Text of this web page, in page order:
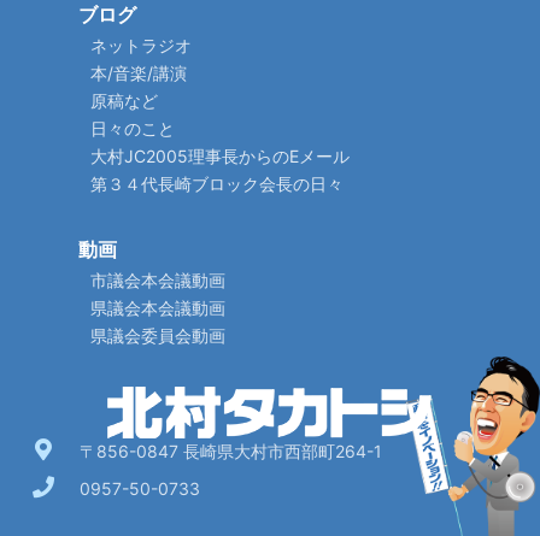
ブログ
ネットラジオ
本/音楽/講演
原稿など
日々のこと
大村JC2005理事長からのEメール
第３４代長崎ブロック会長の日々
動画
市議会本会議動画
県議会本会議動画
県議会委員会動画
〒856-0847 長崎県大村市西部町264-1
0957-50-0733